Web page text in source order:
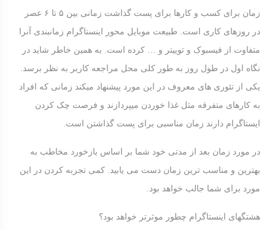
زمان برای کسب و کارها برای پست گذاشت زمانی بین ۵ تا ۶ عصر
در روزهای کاری است. طبیعت موبایل محور اینستاگرام زمانبندی آنرا
متفاوت از فیسبوک و توییتر و … کرده است. به همین خاطر شاید در
نگاه اول در طول روز به طور کلی محل مراجعه کاربر به نظر برسد.
یکی از تئوری های معروف در این مورد پیشنهاد میکند زمانی که افراد
به کارهای متفرقه مثل غذا خوردن میپردازند و فرصت چک کردن
ایستاگرام دارند زمان مناسبی برای پست گذاشتن است.
در مورد زمان بعد از مدتی خود شما بر اساس بازخورد مخاطب به
بهترین و مناسب ترین زمان دست می یابید. کمی تجربه کردن در این
مورد برای شما جالب خواهد بود.
هشتگهای اینستاگرام چطور موثرتر خواهد بود؟